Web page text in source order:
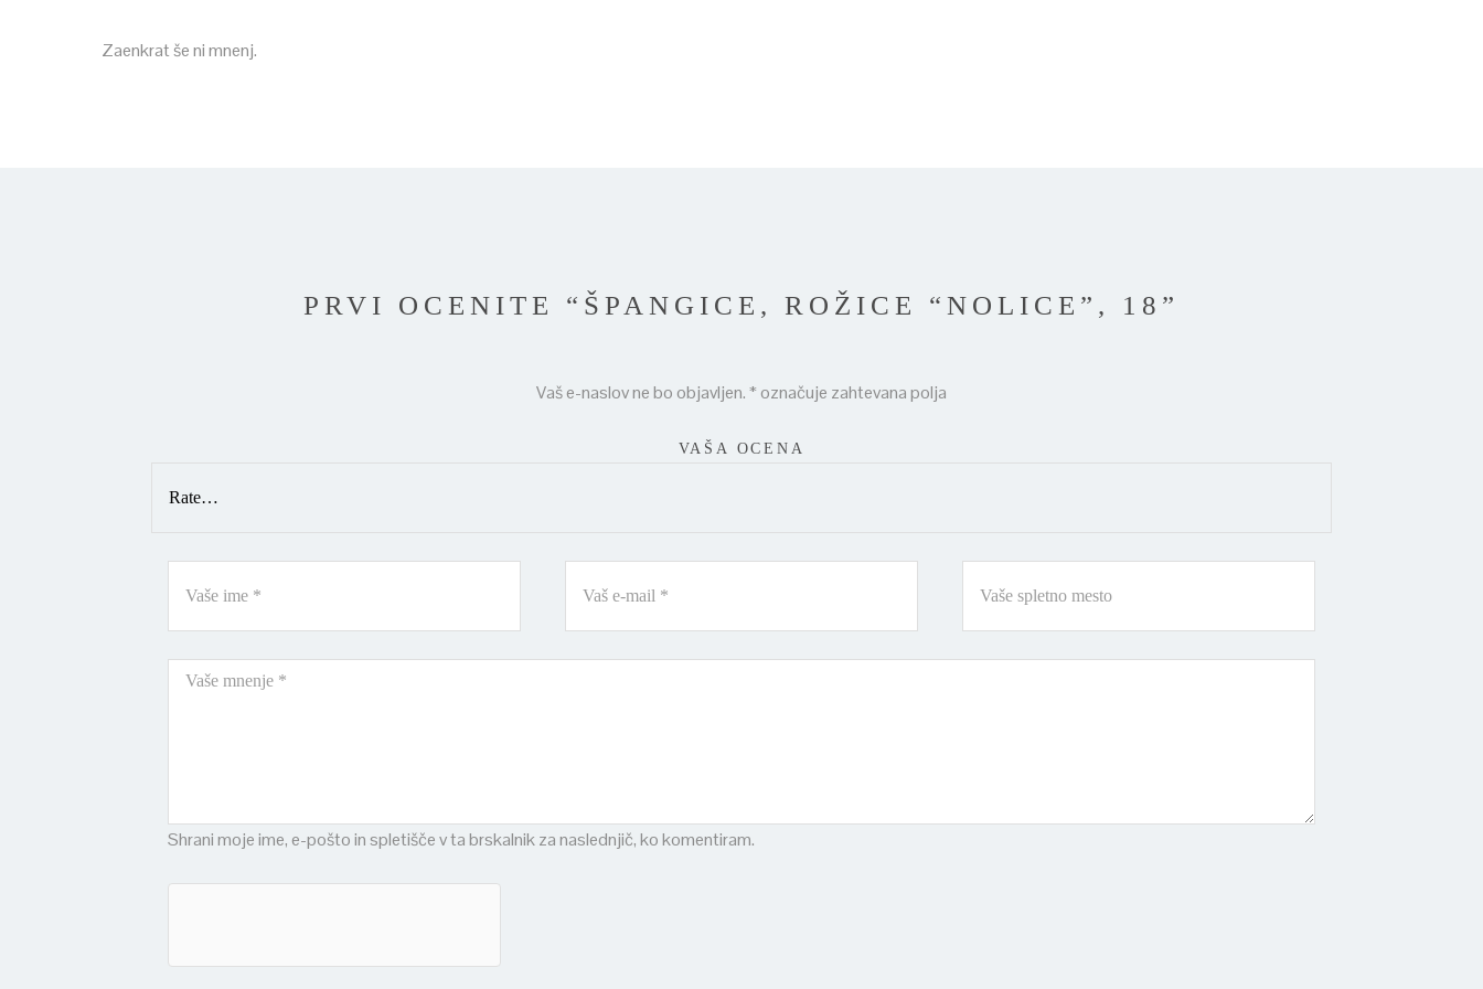
Zaenkrat še ni mnenj.
PRVI OCENITE “ŠPANGICE, ROŽICE “NOLICE”, 18”
Vaš e-naslov ne bo objavljen.* označuje zahtevana polja
VAŠA OCENA
Shrani moje ime, e-pošto in spletišče v ta brskalnik za naslednjič, ko komentiram.